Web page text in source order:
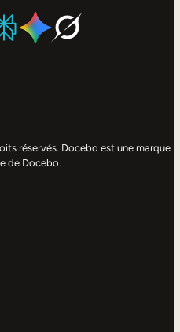
réservés. Docebo est une marque
de Docebo.